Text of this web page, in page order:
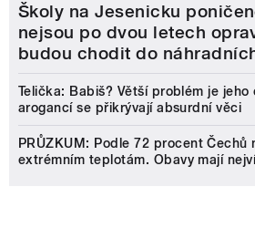
Školy na Jesenicku
nejsou po dvou letech
budou chodit do
Telička: Babiš? Větší problém je
arogancí se přikrývají absurdní věci
PRŮZKUM: Podle 72 procent
extrémním teplotám. Obavy mají